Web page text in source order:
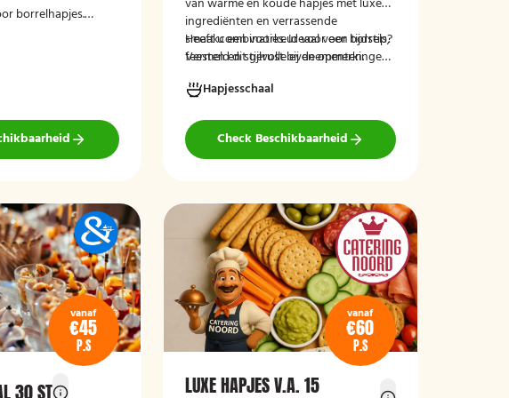
borrelhapjes.
verzorgd door
ingrediënten en verrassende
smaakcombinaties. Ideaal voor borrels,
feesten en stijlvolle evenementen.
Heeft u een voorkeur voor een tijdstip?
Vermeld dit gerust bij de opmerkingen
Hapjesschaal
Check Beschikbaarheid
vanaf
€45
P.S
30 ST
vanaf
€60
P.S
LUXE HAPJES V.A. 15